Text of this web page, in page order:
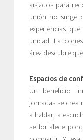
aislados para
unión no surge
experiencias
unidad. La
área descubre
Espacios de
Un beneficio
jornadas se crea
a hablar, a
se fortalece